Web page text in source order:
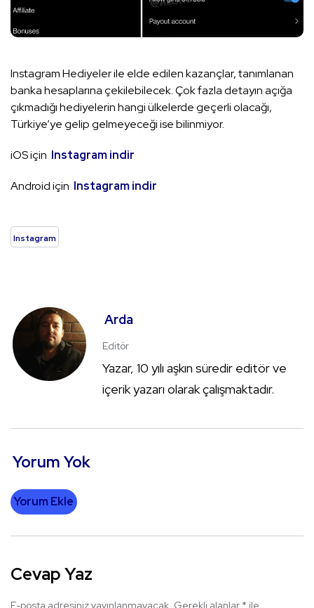
Instagram Hediyeler ile elde edilen kazançlar, tanımlanan
banka hesaplarına çekilebilecek. Çok fazla detayın açığa
çıkmadığı hediyelerin hangi ülkelerde geçerli olacağı,
Türkiye’ye gelip gelmeyeceği ise bilinmiyor.
iOS için Instagram indir
Android için Instagram indir
Instagram
Arda
Editör
Yazar, 10 yılı aşkın süredir editör ve
içerik yazarı olarak çalışmaktadır.
Yorum Yok
Yorum Ekle
Cevap Yaz